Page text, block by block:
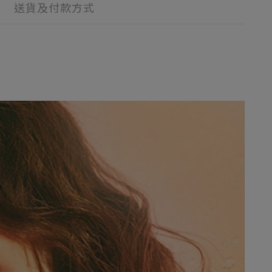
送貨及付款方式